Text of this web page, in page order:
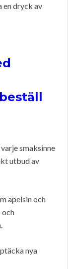
en dryck av
smaksinne
utbud av
apelsin och
och
nya